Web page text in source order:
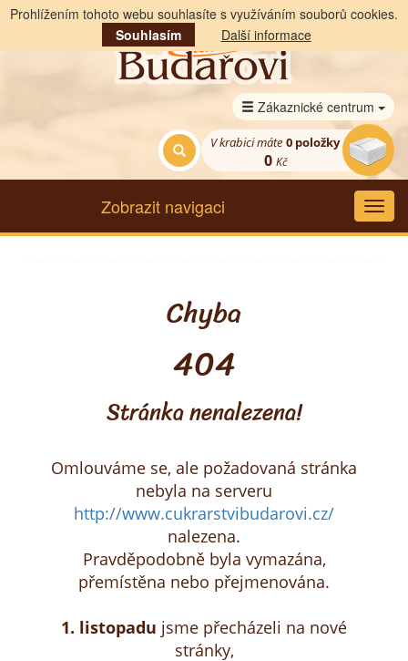
Zákaznické centrum
V krabici máte 0 položky
0 Kč
Zobrazit navigaci
Prohlížením tohoto webu souhlasíte s využíváním souborů cookies.
Souhlasím
Další informace
Chyba
404
Stránka nenalezena!
Omlouváme se, ale požadovaná stránka
nebyla na serveru
http://www.cukrarstvibudarovi.cz/
nalezena.
Pravděpodobně byla vymazána,
přemístěna nebo přejmenována.
1. listopadu jsme přecházeli na nové
stránky,